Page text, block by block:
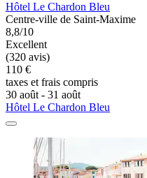
Hôtel Le Chardon Bleu
Centre-ville de Saint-Maxime
8,8/10
Excellent
(320 avis)
110 €
taxes et frais compris
30 août - 31 août
Hôtel Le Chardon Bleu